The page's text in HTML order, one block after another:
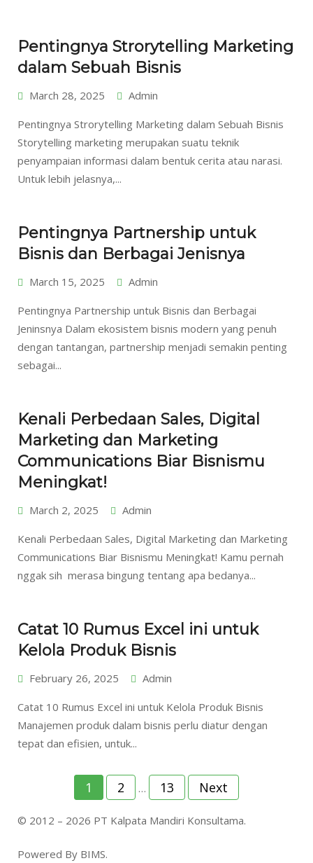
Pentingnya Strorytelling Marketing
dalam Sebuah Bisnis
March 28, 2025 Admin
Pentingnya Strorytelling Marketing dalam Sebuah Bisnis
Storytelling marketing merupakan suatu teknik
penyampaian informasi dalam bentuk cerita atau narasi.
Untuk lebih jelasnya,...
Pentingnya Partnership untuk
Bisnis dan Berbagai Jenisnya
March 15, 2025 Admin
Pentingnya Partnership untuk Bisnis dan Berbagai
Jeninsnya Dalam ekosistem bisnis modern yang penuh
dengan tantangan, partnership menjadi semakin penting
sebagai...
Kenali Perbedaan Sales, Digital
Marketing dan Marketing
Communications Biar Bisnismu
Meningkat!
March 2, 2025 Admin
Kenali Perbedaan Sales, Digital Marketing dan Marketing
Communications Biar Bisnismu Meningkat! Kamu pernah
nggak sih merasa bingung tentang apa bedanya...
Catat 10 Rumus Excel ini untuk
Kelola Produk Bisnis
February 26, 2025 Admin
Catat 10 Rumus Excel ini untuk Kelola Produk Bisnis
Manajemen produk dalam bisnis perlu diatur dengan
tepat dan efisien, untuk...
Posts
pagination
1 2 … 13 Next
© 2012 – 2026 PT Kalpata Mandiri Konsultama.
Powered By BIMS.